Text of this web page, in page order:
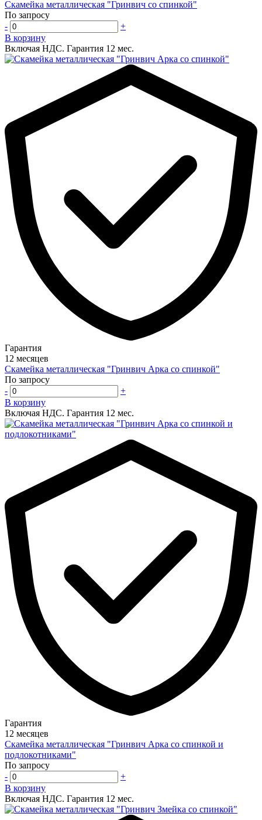
Скамейка металлическая "Гринвич со спинкой"
По запросу
-
+
В корзину
Включая НДС. Гарантия 12 мес.
Гарантия
12 месяцев
Скамейка металлическая "Гринвич Арка со спинкой"
По запросу
-
+
В корзину
Включая НДС. Гарантия 12 мес.
Гарантия
12 месяцев
Скамейка металлическая "Гринвич Арка со спинкой и
подлокотниками"
По запросу
-
+
В корзину
Включая НДС. Гарантия 12 мес.